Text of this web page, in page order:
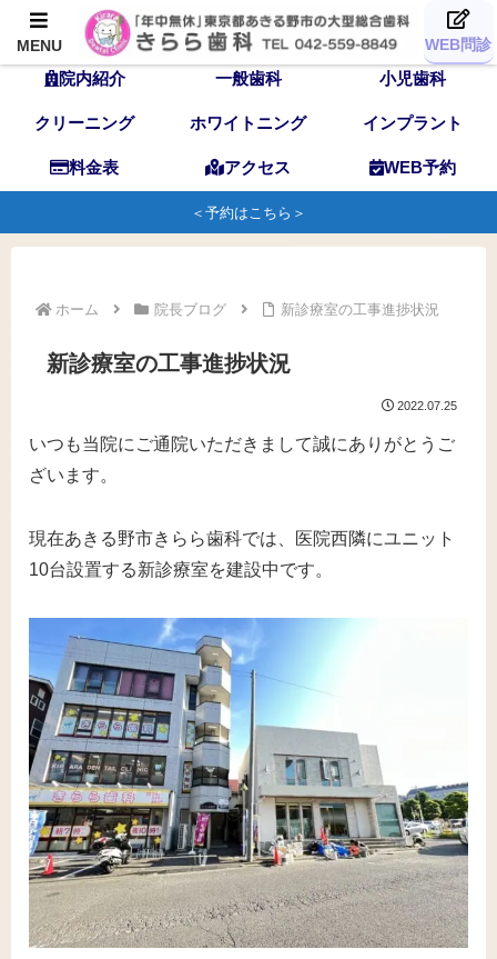
TOP 歯科医師 スタッフ
院内紹介 一般歯科 小児歯科
クリーニング ホワイトニング インプラント
料金表 アクセス WEB予約
＜予約はこちら＞
ホーム 院長ブログ 新診療室の工事進捗状況
新診療室の工事進捗状況
2022.07.25
いつも当院にご通院いただきまして誠にありがとうご
ざいます。
現在あきる野市きらら歯科では、医院西隣にユニット
10台設置する新診療室を建設中です。
MENU WEB問診